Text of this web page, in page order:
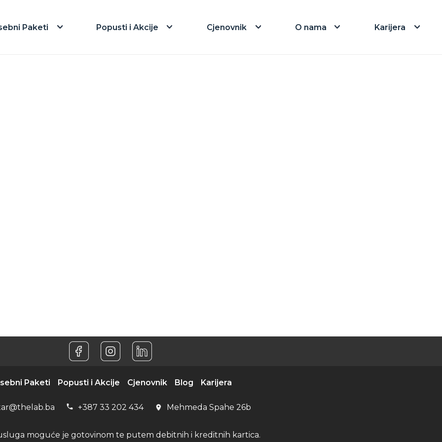
Paketi Popusti i Akcije Cjenovnik O nama Karijera
Paketi Popusti i Akcije Cjenovnik Blog Karijera
+387 33 202 434 Mehmeda Spahe 26b
moguće je gotovinom te putem debitnih i kreditnih kartica.